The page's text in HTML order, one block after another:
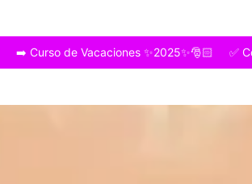
➡️ Curso de Vacaciones ✨2025✨🎅🏻 ✅